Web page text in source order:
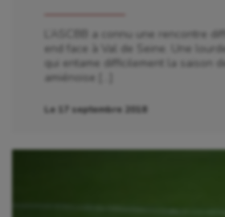
L’ASCBB a connu une rencontre
end face à Val de Seine. Une
qui entame difficilement la saison
amiénoise […]
Le 17 septembre 2018